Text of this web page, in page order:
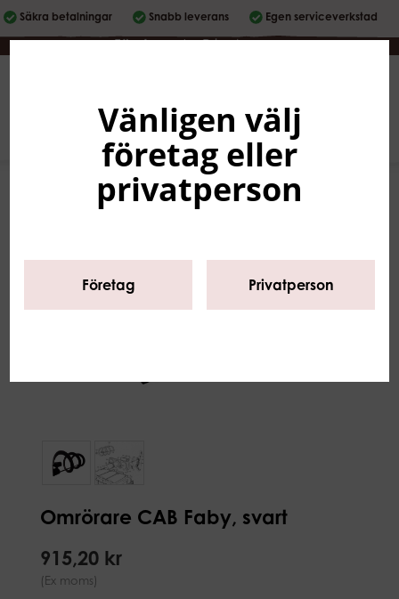
Säkra betalningar Snabb leverans Egen serviceverkstad
Företag | Privatperson
0
Omrörare CAB Faby, svart
915,20 kr
(Ex moms)
Vänligen välj
företag eller
privatperson
Företag Privatperson